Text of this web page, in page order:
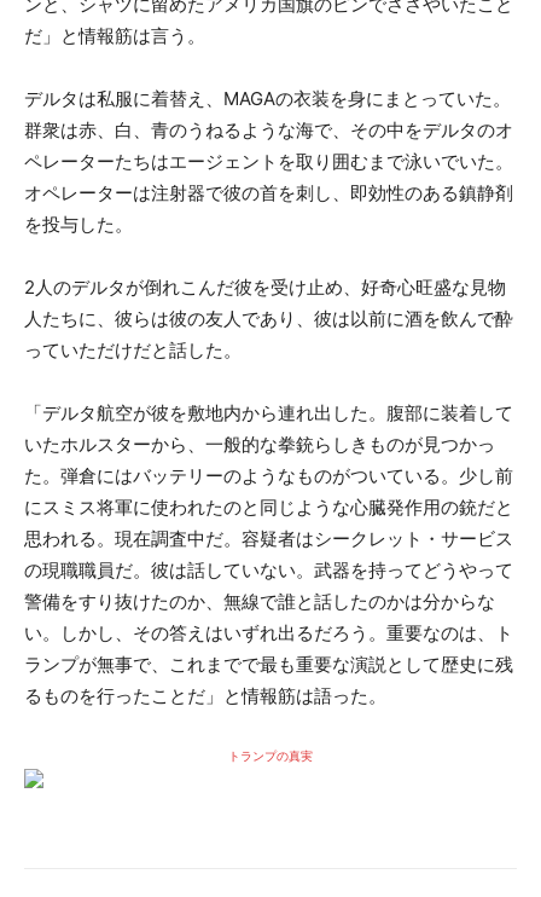
だ」と情報筋は言う。
デルタは私服に着替え、MAGAの衣装を身にまとっていた。
群衆は赤、白、青のうねるような海で、その中をデルタのオ
ペレーターたちはエージェントを取り囲むまで泳いでいた。
オペレーターは注射器で彼の首を刺し、即効性のある鎮静剤
を投与した。
2人のデルタが倒れこんだ彼を受け止め、好奇心旺盛な見物
人たちに、彼らは彼の友人であり、彼は以前に酒を飲んで酔
っていただけだと話した。
「デルタ航空が彼を敷地内から連れ出した。腹部に装着して
いたホルスターから、一般的な拳銃らしきものが見つかっ
た。弾倉にはバッテリーのようなものがついている。少し前
にスミス将軍に使われたのと同じような心臓発作用の銃だと
思われる。現在調査中だ。容疑者はシークレット・サービス
の現職職員だ。彼は話していない。武器を持ってどうやって
警備をすり抜けたのか、無線で誰と話したのかは分からな
い。しかし、その答えはいずれ出るだろう。重要なのは、ト
ランプが無事で、これまでで最も重要な演説として歴史に残
るものを行ったことだ」と情報筋は語った。
トランプの真実